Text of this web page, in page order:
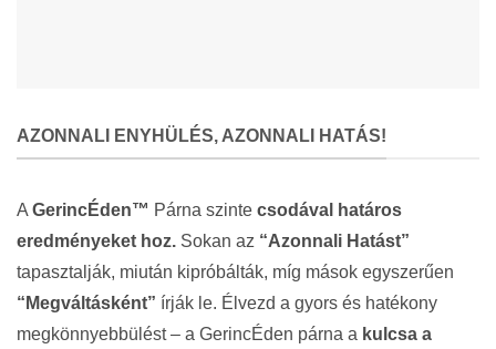
AZONNALI ENYHÜLÉS, AZONNALI HATÁS!
A GerincÉden™ Párna szinte csodával határos
eredményeket hoz. Sokan az “Azonnali Hatást”
tapasztalják, miután kipróbálták, míg mások egyszerűen
“Megváltásként” írják le. Élvezd a gyors és hatékony
megkönnyebbülést – a GerincÉden párna a kulcsa a